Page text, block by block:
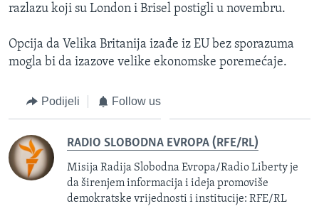
razlazu koji su London i Brisel postigli u novembru.
Opcija da Velika Britanija izađe iz EU bez sporazuma
mogla bi da izazove velike ekonomske poremećaje.
Podijeli Follow us
RADIO SLOBODNA EVROPA (RFE/RL)
Misija Radija Slobodna Evropa/Radio Liberty je
da širenjem informacija i ideja promoviše
demokratske vrijednosti i institucije: RFE/RL